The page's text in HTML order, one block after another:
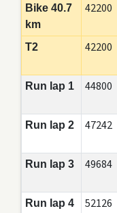
Bike 40.7
km
42200
T2 42200
Run lap 1 44800
Run lap 2 47242
Run lap 3 49684
Run lap 4 52126